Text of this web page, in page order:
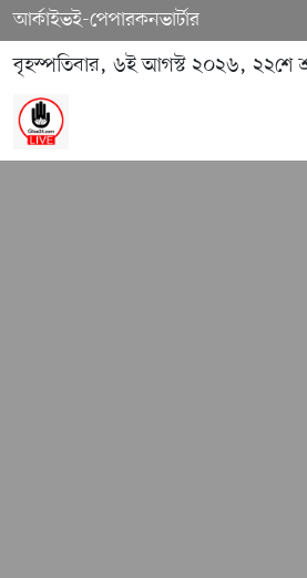
আর্কাইভই-পেপারকনভার্টার
বৃহস্পতিবার, ৬ই আগস্ট ২০২৬, ২২শে